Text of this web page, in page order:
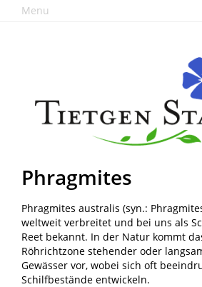
Menu
Phragmites
Phragmites australis (syn.:
weltweit verbreitet und bei uns als
Reet bekannt. In der Natur kommt
Röhrichtzone stehender oder
Gewässer vor, wobei sich oft
Schilfbestände entwickeln.